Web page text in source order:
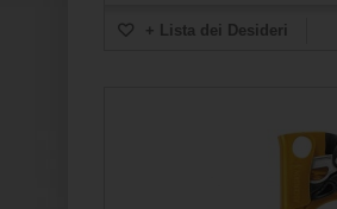
+ Lista dei Desideri